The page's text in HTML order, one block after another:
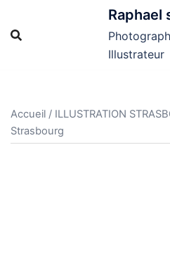
contenu
Raphael
Illustrateur
Accueil / ILLUSTRATION
Strasbourg